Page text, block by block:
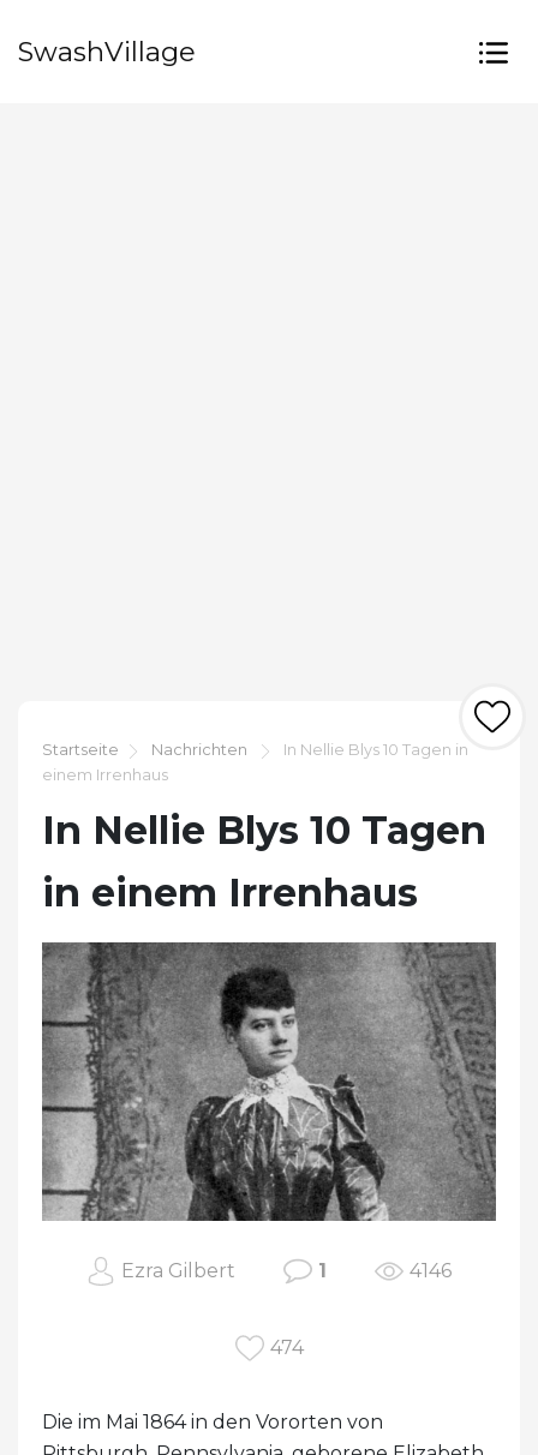
SwashVillage
Startseite Nachrichten
In Nellie Blys 10 Tagen in
einem Irrenhaus
In Nellie Blys 10 Tagen
in einem Irrenhaus
Ezra Gilbert 1 4146
474
Die im Mai 1864 in den Vororten von